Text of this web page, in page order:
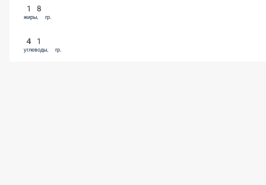
18
жиры, гр.
41
углеводы, гр.